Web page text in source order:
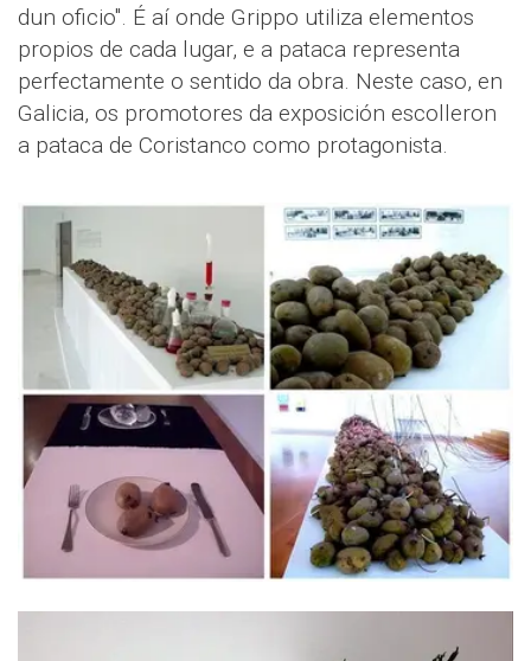
dun oficio". É aí onde Grippo utiliza elementos
propios de cada lugar, e a pataca representa
perfectamente o sentido da obra. Neste caso, en
Galicia, os promotores da exposición escolleron
a pataca de Coristanco como protagonista.